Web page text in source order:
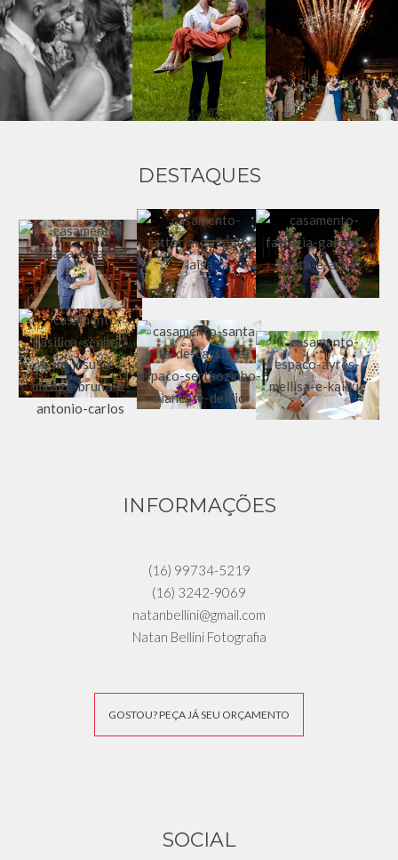
DESTAQUES
INFORMAÇÕES
(16) 99734-5219
(16) 3242-9069
natanbellini@gmail.com
Natan Bellini Fotografia
GOSTOU? PEÇA JÁ SEU ORÇAMENTO
SOCIAL